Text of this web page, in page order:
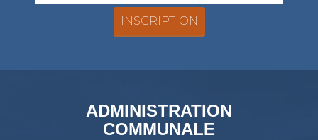
ADMINISTRATION
COMMUNALE